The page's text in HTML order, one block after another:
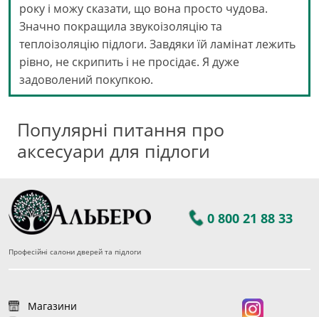
року і можу сказати, що вона просто чудова.
Значно покращила звукоізоляцію та
теплоізоляцію підлоги. Завдяки їй ламінат лежить
рівно, не скрипить і не просідає. Я дуже
задоволений покупкою.
Популярні питання про
аксесуари для підлоги
0 800 21 88 33
Професійні салони дверей та підлоги
Магазини